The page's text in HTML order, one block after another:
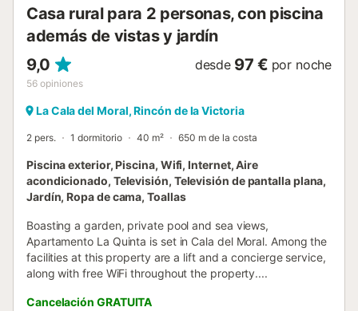
Casa rural para 2 personas, con piscina
además de vistas y jardín
9,0
56 opiniones
desde 97 € por noche
La Cala del Moral, Rincón de la Victoria
2 pers. 1 dormitorio 40 m² 650 m de la costa
Piscina exterior, Piscina, Wifi, Internet, Aire
acondicionado, Televisión, Televisión de pantalla plana,
Jardín, Ropa de cama, Toallas
Boasting a garden, private pool and sea views,
Apartamento La Quinta is set in Cala del Moral. Among the
facilities at this property are a lift and a concierge service,
along with free WiFi throughout the property....
Cancelación GRATUITA